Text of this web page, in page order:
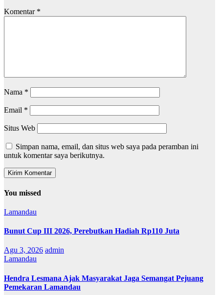
Komentar *
Nama *
Email *
Situs Web
Simpan nama, email, dan situs web saya pada peramban ini
untuk komentar saya berikutnya.
You missed
Lamandau
Bunut Cup III 2026, Perebutkan Hadiah Rp110 Juta
Agu 3, 2026 admin
Lamandau
Hendra Lesmana Ajak Masyarakat Jaga Semangat Pejuang
Pemekaran Lamandau